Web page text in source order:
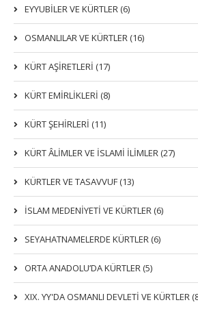
EYYUBİLER VE KÜRTLER (6)
OSMANLILAR VE KÜRTLER (16)
KÜRT AŞİRETLERİ (17)
KÜRT EMİRLİKLERİ (8)
KÜRT ŞEHİRLERİ (11)
KÜRT ÂLİMLER VE İSLAMİ İLİMLER (27)
KÜRTLER VE TASAVVUF (13)
İSLAM MEDENİYETİ VE KÜRTLER (6)
SEYAHATNAMELERDE KÜRTLER (6)
ORTA ANADOLU’DA KÜRTLER (5)
XIX. YY'DA OSMANLI DEVLETI VE KÜRTLER